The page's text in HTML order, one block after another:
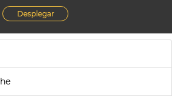
Desplegar